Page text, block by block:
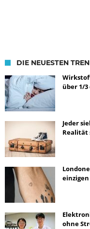
DIE NEUESTEN
über 1/3
Jeder
Realität
ohne